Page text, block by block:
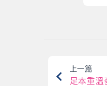
上一篇
足本重溫